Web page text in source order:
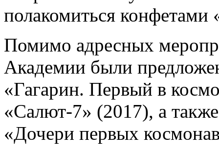
полакомиться конфетами
Помимо адресных
Академии были
«Гагарин. Первый в
«Салют-7» (2017), а
«Дочери первых